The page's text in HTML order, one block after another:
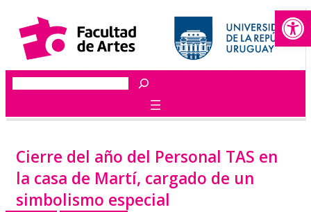
contenido
Buscar
Cierre del año del Personal TAS en
la casa de Martí, cargado de un
simbolismo especial